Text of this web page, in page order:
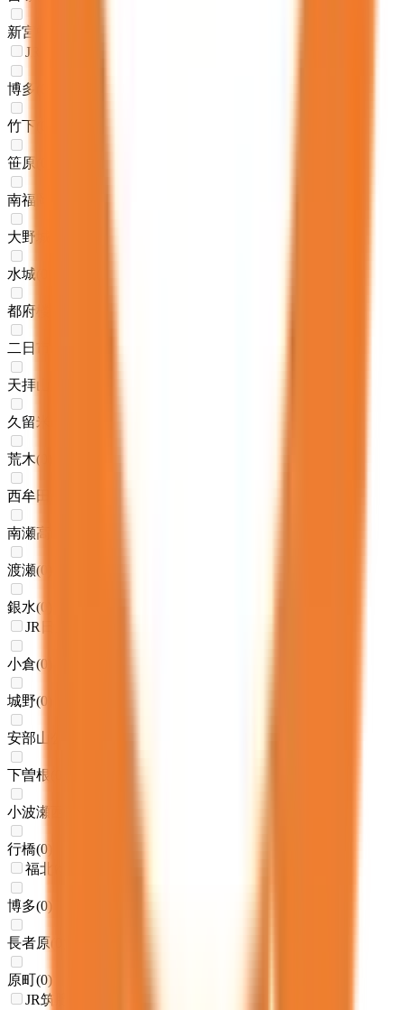
新宮中央
JR鹿児島本線(博多～八代)
博多
竹下
笹原
南福岡
大野城
水城
都府楼南
二日市
天拝山
久留米
荒木(
西牟田
南瀬高
渡瀬(0
銀水(0
JR日豊本線(門司港～佐伯)
小倉(0
城野(0
安部山公園
下曽根
小波瀬西工大前
行橋(0
福北ゆたか線
博多(0)
長者原
原町(0)
JR筑肥線(姪浜～西唐津)